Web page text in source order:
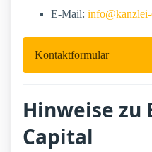
E-Mail:
Kontaktformular
Hinweise zu
Capital